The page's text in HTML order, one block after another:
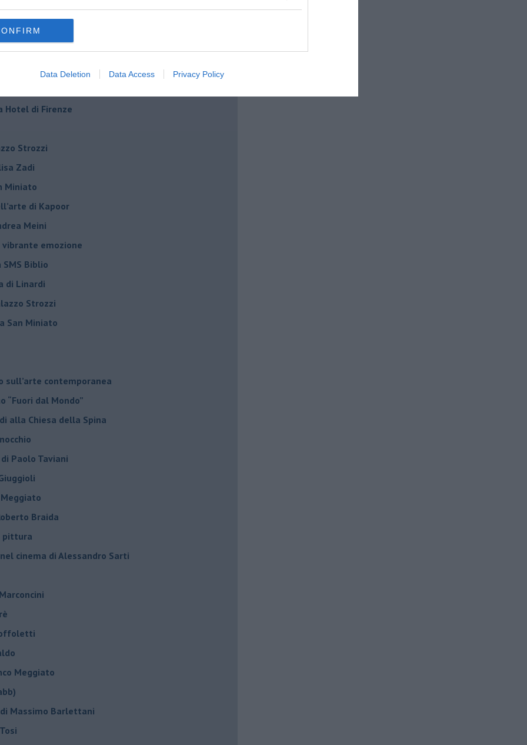
Data Deletion Data Access Privacy Policy
e Marcela Bracalenti
Strozzi
Pietrasanta
Hotel di Firenze
Strozzi
Zadi
Miniato
di Kapoor
Meini
vibrante emozione
Biblio
di Linardi
Strozzi
San Miniato
sull’arte contemporanea
“Fuori dal Mondo”
alla Chiesa della Spina
di Paolo Taviani
Braida
pittura
cinema di Alessandro Sarti
Meggiato
Massimo Barlettani